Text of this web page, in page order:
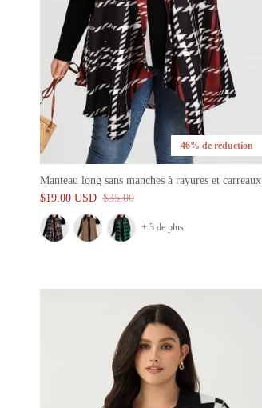
46% de réduction
Manteau long sans manches à rayures et carreaux
$19.00 USD $35.00
+ 3 de plus